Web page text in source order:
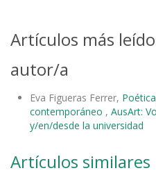
Artículos más
autor/a
Eva Figueras Ferrer,
contemporáneo , AusArt:
y/en/desde la universidad
Artículos similares